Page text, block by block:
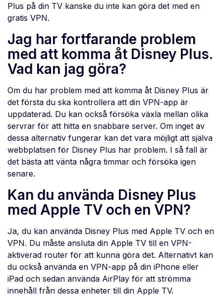
Plus på din TV kanske du inte kan göra det med en
gratis VPN.
Jag har fortfarande problem
med att komma åt Disney Plus.
Vad kan jag göra?
Om du har problem med att komma åt Disney Plus är
det första du ska kontrollera att din VPN-app är
uppdaterad. Du kan också försöka växla mellan olika
servrar för att hitta en snabbare server. Om inget av
dessa alternativ fungerar kan det vara möjligt att själva
webbplatsen för Disney Plus har problem. I så fall är
det bästa att vänta några timmar och försöka igen
senare.
Kan du använda Disney Plus
med Apple TV och en VPN?
Ja, du kan använda Disney Plus med Apple TV och en
VPN. Du måste ansluta din Apple TV till en VPN-
aktiverad router för att kunna göra det. Alternativt kan
du också använda en VPN-app på din iPhone eller
iPad och sedan använda AirPlay för att strömma
innehåll från dessa enheter till din Apple TV.